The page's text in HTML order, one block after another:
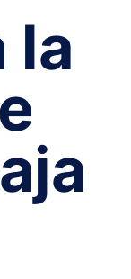
la